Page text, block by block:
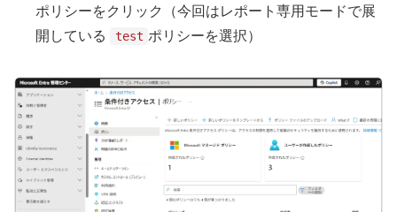
ポリシーをクリック（今回はレポート専用モードで展
開している
test ポリシーを選択）